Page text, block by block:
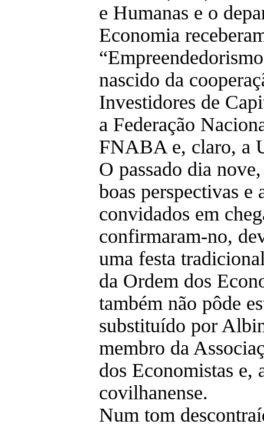
e Humanas e o
Economia
nascido da
Investidores de
a Federação
FNABA e, claro, a
O passado dia
boas perspectivas e
convidados em
confirmaram-no,
uma festa
da Ordem dos
também não pôde
substituído por
membro da
dos Economistas
covilhanense.
Num tom